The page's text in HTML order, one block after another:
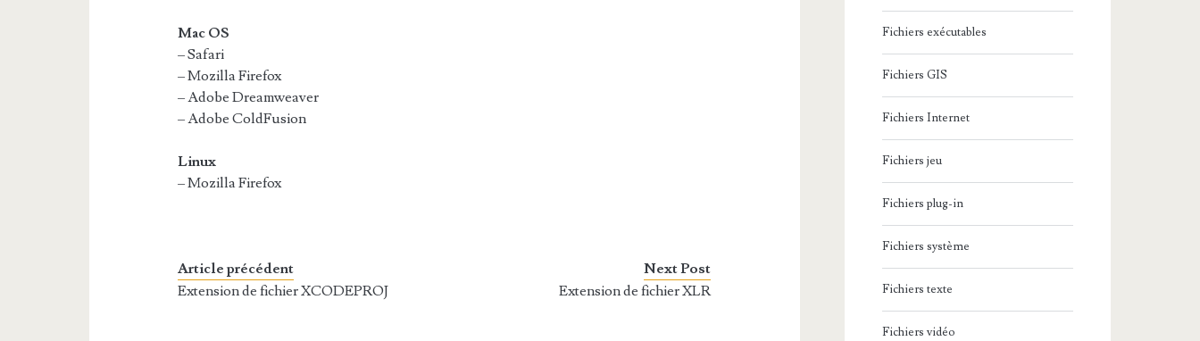
Mac OS
– Safari
– Mozilla Firefox
– Adobe Dreamweaver
– Adobe ColdFusion
Linux
– Mozilla Firefox
Article précédent
Extension de fichier XCODEPROJ
Next Post
Extension de fichier XLR
Fichiers exécutables
Fichiers GIS
Fichiers Internet
Fichiers jeu
Fichiers plug-in
Fichiers système
Fichiers texte
Fichiers vidéo